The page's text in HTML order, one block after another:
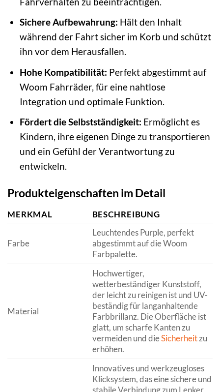
Sichere Aufbewahrung: Hält den Inhalt
während der Fahrt sicher im Korb und schützt
ihn vor dem Herausfallen.
Hohe Kompatibilität: Perfekt abgestimmt auf
Woom Fahrräder, für eine nahtlose
Integration und optimale Funktion.
Fördert die Selbstständigkeit: Ermöglicht es
Kindern, ihre eigenen Dinge zu transportieren
und ein Gefühl der Verantwortung zu
entwickeln.
Produkteigenschaften im Detail
MERKMAL BESCHREIBUNG
Farbe
Leuchtendes Purple, perfekt
abgestimmt auf die Woom
Farbpalette.
Material
Hochwertiger,
wetterbeständiger Kunststoff,
der leicht zu reinigen ist und UV-
beständig für langanhaltende
Farbbrillanz. Die Oberfläche ist
glatt, um scharfe Kanten zu
vermeiden und dieSicherheitzu
erhöhen.
Innovatives und werkzeugloses
Klicksystem, das eine sichere und
stabile Verbindung zum Lenker